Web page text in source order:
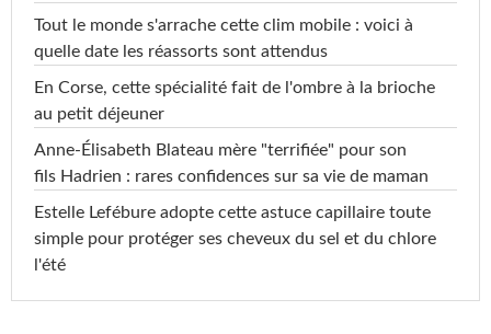
Tout le monde s'arrache cette clim mobile : voici à
quelle date les réassorts sont attendus
En Corse, cette spécialité fait de l'ombre à la brioche
au petit déjeuner
Anne-Élisabeth Blateau mère "terrifiée" pour son
fils Hadrien : rares confidences sur sa vie de maman
Estelle Lefébure adopte cette astuce capillaire toute
simple pour protéger ses cheveux du sel et du chlore
l'été